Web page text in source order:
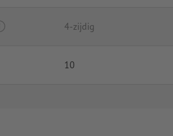
4-zijdig
10